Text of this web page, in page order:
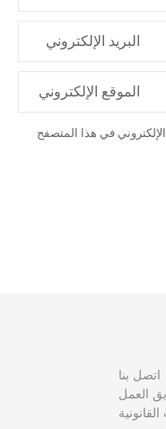
البريد الإلكتروني
الموقع الإلكتروني
في هذا المتصفح
اتصل بنا
العمل
القانونية